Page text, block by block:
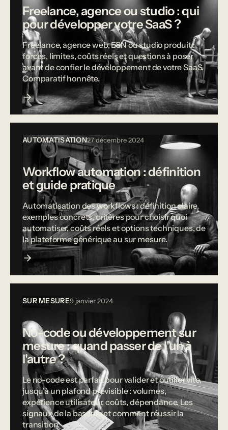
Freelance, agence ou studio : qui
pour développer votre SaaS ?
Freelance, agence web, ESN ou studio produit :
forces, limites, coûts réels et questions à poser
avant de confier le développement de votre SaaS.
Comparatif honnête.
AUTOMATISATION27 décembre 2024
Workflow automation : définition
et guide pratique
Automatisation des workflows : définition claire,
exemples concrets, critères pour choisir quoi
automatiser, coûts réels et options techniques, de
la plateforme générique au sur mesure.
SUR MESURE9 janvier 2024
No-code ou développement sur
mesure : quand passer de l'un à
l'autre ?
Le no-code est parfait pour valider et outiller vite,
jusqu'à un plafond prévisible : volumes,
expérience utilisateur, coûts, dépendance. Les
signaux de la bascule et comment réussir la
transition.